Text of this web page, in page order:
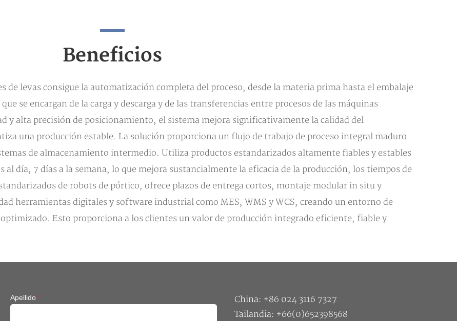
Beneficios
de levas consigue la automatización completa del proceso, desde la materia prima hasta el embalaje
se encargan de la carga y descarga y de las transferencias entre procesos de las máquinas
y alta precisión de posicionamiento, el sistema mejora significativamente la calidad del
una producción estable. La solución proporciona un flujo de trabajo de proceso integral maduro
de almacenamiento intermedio. Utiliza productos estandarizados altamente fiables y estables
día, 7 días a la semana, lo que mejora sustancialmente la eficacia de la producción, los tiempos de
de robots de pórtico, ofrece plazos de entrega cortos, montaje modular in situ y
herramientas digitales y software industrial como MES, WMS y WCS, creando un entorno de
Esto proporciona a los clientes un valor de producción integrado eficiente, fiable y
Apellido*
China: +86 024 3116 7327
Tailandia: +66(0)652398568